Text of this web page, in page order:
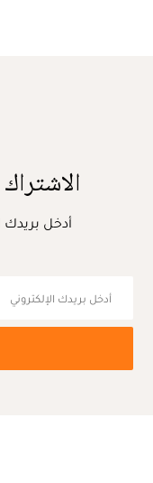
أدخل بريدك